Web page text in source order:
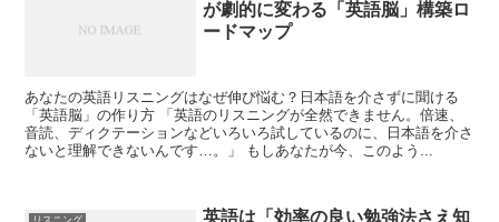
が劇的に変わる「英語脳」構築ロ
ードマップ
あなたの英語リスニングはなぜ伸び悩む？日本語を介さずに聞ける
「英語脳」の作り方 「英語のリスニングが全然できません。倍速、
音読、ディクテーションなどいろいろ試しているのに、日本語を介さ
ないと理解できないんです…。」 もしあなたが今、このよう...
英語は「効率の良い勉強法さえ知